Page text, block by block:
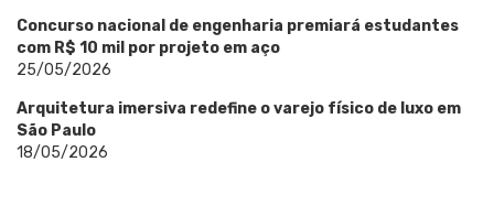
Concurso nacional de engenharia premiará estudantes
com R$ 10 mil por projeto em aço
25/05/2026
Arquitetura imersiva redefine o varejo físico de luxo em
São Paulo
18/05/2026